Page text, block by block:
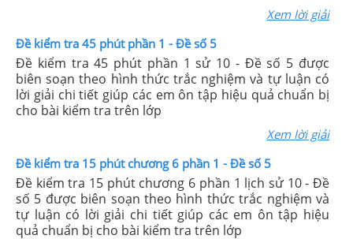
Xem lời giải
Đề kiểm tra 45 phút phần 1 - Đề số 5
Đề kiểm tra 45 phút phần 1 sử 10 - Đề số 5 được
biên soạn theo hình thức trắc nghiệm và tự luận có
lời giải chi tiết giúp các em ôn tập hiệu quả chuẩn bị
cho bài kiểm tra trên lớp
Xem lời giải
Đề kiểm tra 15 phút chương 6 phần 1 - Đề số 5
Đề kiểm tra 15 phút chương 6 phần 1 lịch sử 10 - Đề
số 5 được biên soạn theo hình thức trắc nghiệm và
tự luận có lời giải chi tiết giúp các em ôn tập hiệu
quả chuẩn bị cho bài kiểm tra trên lớp